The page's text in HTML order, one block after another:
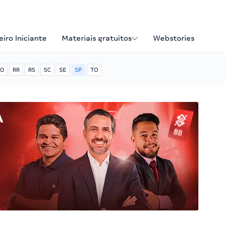
Iniciante Materiais gratuitos Webstories
RR RS SC SE SP TO